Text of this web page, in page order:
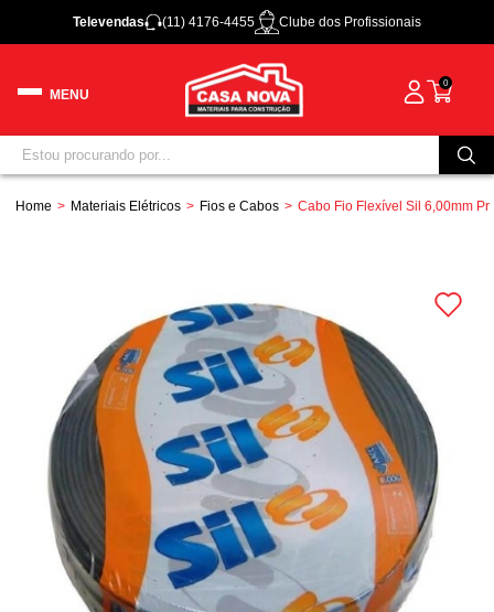
Televendas (11) 4176-4455 Clube dos Profissionais
0
Home Materiais Elétricos Fios e Cabos Cabo Fio Flexível Sil 6,00mm